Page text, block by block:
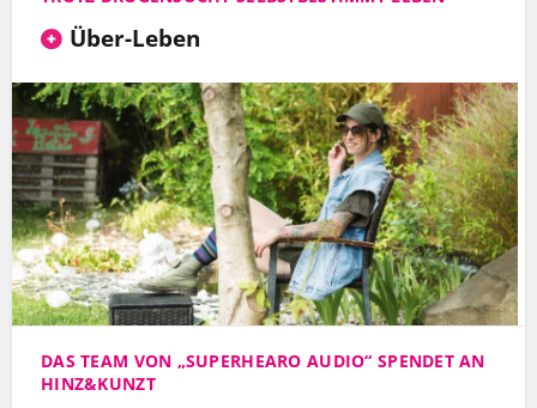
Über-Leben
DAS TEAM VON „SUPERHEARO AUDIO“ SPENDET AN
HINZ&KUNZT